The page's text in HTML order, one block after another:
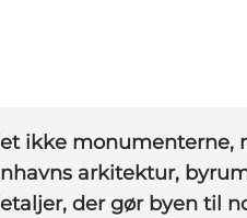
ikke monumenterne,
arkitektur,
der gør byen til